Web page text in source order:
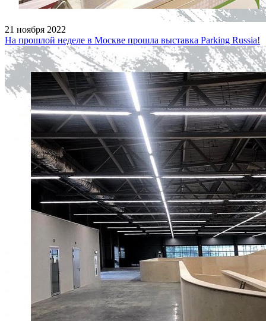
21 ноября 2022
На прошлой неделе в Москве прошла выставка Parking Russia!